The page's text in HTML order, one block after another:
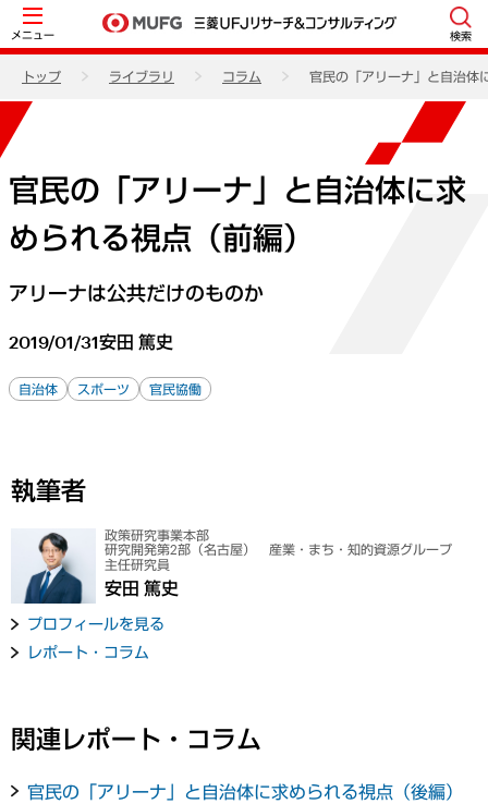
メニュー 検索
トップ ライブラリ コラム 官民の「アリーナ」と自治体
官民の「アリーナ」と自治体に求
められる視点（前編）
アリーナは公共だけのものか
2019/01/31安田 篤史
自治体 スポーツ 官民協働
執筆者
政策研究事業本部
研究開発第2部（名古屋） 産業・まち・知的資源グループ
主任研究員
安田 篤史
プロフィールを見る
レポート・コラム
関連レポート・コラム
官民の「アリーナ」と自治体に求められる視点（後編）